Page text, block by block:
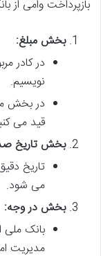
بازپرداخت وامی از
بخش مبلغ:
نویسیم.
در بخش
قید می
بخش تاریخ
می شود.
بخش در وجه:
بانک ملی
مدیریت